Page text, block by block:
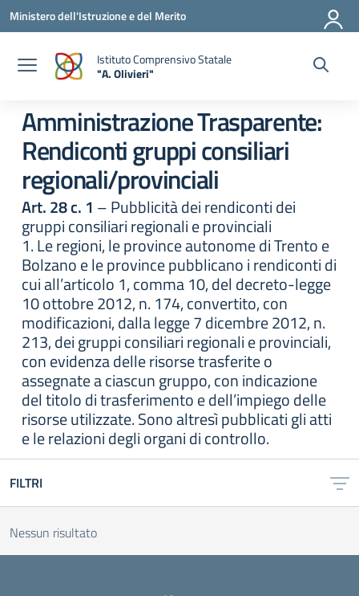
Vai ai contenuti
Vai al menu di navigazione
Vai al footer
Ministero dell'Istruzione e del Merito
Istituto Comprensivo Statale
"A. Olivieri"
Amministrazione Trasparente:
Rendiconti gruppi consiliari
regionali/provinciali
Art. 28 c. 1 – Pubblicità dei rendiconti dei
gruppi consiliari regionali e provinciali
1. Le regioni, le province autonome di Trento e
Bolzano e le province pubblicano i rendiconti di
cui all’articolo 1, comma 10, del decreto-legge
10 ottobre 2012, n. 174, convertito, con
modificazioni, dalla legge 7 dicembre 2012, n.
213, dei gruppi consiliari regionali e provinciali,
con evidenza delle risorse trasferite o
assegnate a ciascun gruppo, con indicazione
del titolo di trasferimento e dell’impiego delle
risorse utilizzate. Sono altresì pubblicati gli atti
e le relazioni degli organi di controllo.
FILTRI
Nessun risultato